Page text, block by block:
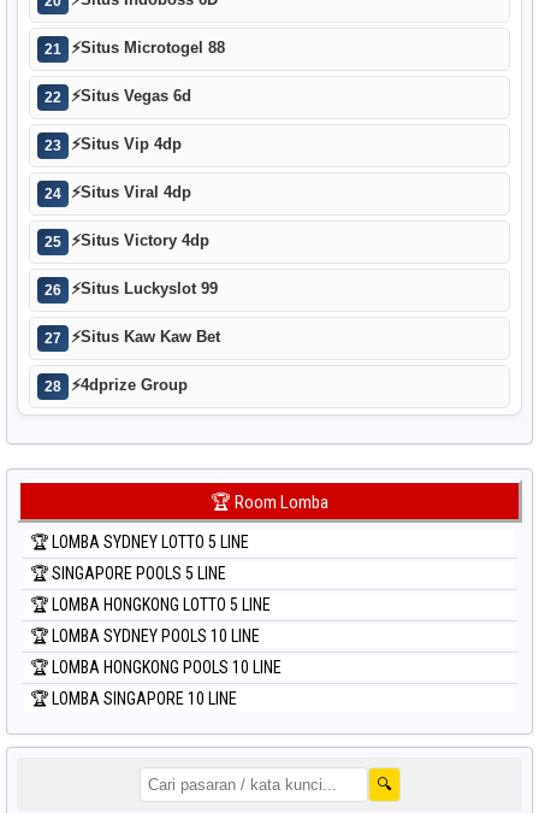
21 ⚡Situs Microtogel 88
22 ⚡Situs Vegas 6d
23 ⚡Situs Vip 4dp
24 ⚡Situs Viral 4dp
25 ⚡Situs Victory 4dp
26 ⚡Situs Luckyslot 99
27 ⚡Situs Kaw Kaw Bet
28 ⚡4dprize Group
🏆 Room Lomba
🏆 LOMBA SYDNEY LOTTO 5 LINE
🏆 SINGAPORE POOLS 5 LINE
🏆 LOMBA HONGKONG LOTTO 5 LINE
🏆 LOMBA SYDNEY POOLS 10 LINE
🏆 LOMBA HONGKONG POOLS 10 LINE
🏆 LOMBA SINGAPORE 10 LINE
🔍